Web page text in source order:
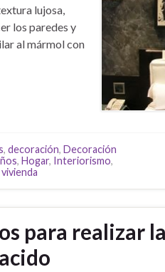
lujosa,
los paredes y
al mármol con
, decoración, Decoración
, Hogar, Interiorismo,
vivienda
para realizar